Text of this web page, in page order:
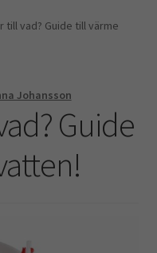
till vad? Guide till värme
Johansson
Guide